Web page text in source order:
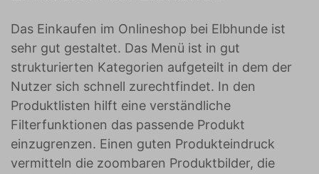
Das Einkaufen im Onlineshop bei Elbhunde ist
sehr gut gestaltet. Das Menü ist in gut
strukturierten Kategorien aufgeteilt in dem der
Nutzer sich schnell zurechtfindet. In den
Produktlisten hilft eine verständliche
Filterfunktionen das passende Produkt
einzugrenzen. Einen guten Produkteindruck
vermitteln die zoombaren Produktbilder, die